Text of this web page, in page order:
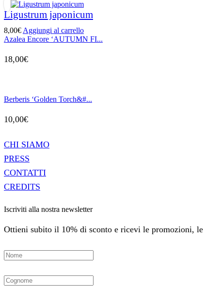
Ligustrum japonicum
8,00€ Aggiungi al carrello
Azalea Encore ‘AUTUMN FI...
18,00€
Berberis ‘Golden Torch&#...
10,00€
CHI SIAMO
PRESS
CONTATTI
CREDITS
Iscriviti alla nostra newsletter
Ottieni subito il 10% di sconto e ricevi le promozioni,